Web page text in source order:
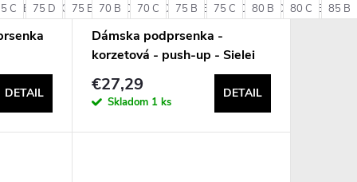
85 B 85 C 85 D 90 B 90 C + ďalšie
C 75 D 75 E 80 C 80 D 80 E 85 C 85 D 85 E 90
DETAIL
70 B 70 C 75 B 75 C 80 B 80 C 85 B
Dámska podprsenka -
korzetová - push-up - Sielei
1580
€27,29
Skladom 1 ks
DETAIL